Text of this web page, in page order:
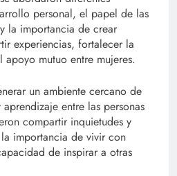
personal, el papel de las
la importancia de crear
experiencias, fortalecer la
apoyo mutuo entre mujeres.
un ambiente cercano de
entre las personas
compartir inquietudes y
importancia de vivir con
de inspirar a otras